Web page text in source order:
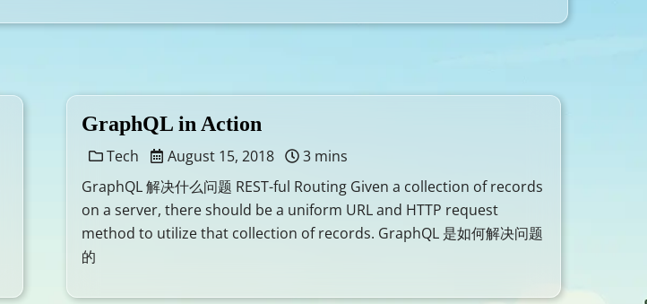
GraphQL in Action
Tech August 15, 2018
3 mins
GraphQL 解决什么问题 REST-ful Routing Given a collection of records
on a server, there should be a uniform URL and HTTP request
method to utilize that collection of records. GraphQL 是如何解决问题
的